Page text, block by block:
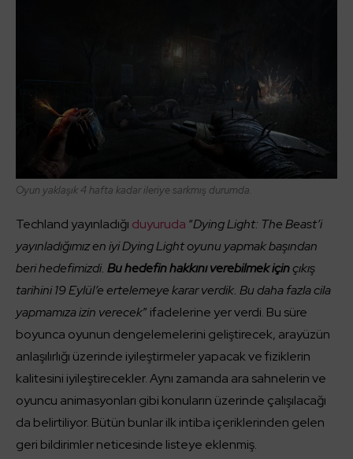
Oyun yaklaşık 4 hafta kadar ileriye sarkmış durumda.
Techland yayınladığı duyuruda “Dying Light: The Beast’i
yayınladığımız en iyi Dying Light oyunu yapmak başından
beri hedefimizdi. Bu hedefin hakkını verebilmek içinçıkış
tarihini 19 Eylül’e ertelemeye karar verdik. Bu daha fazla cila
yapmamıza izin verecek” ifadelerine yer verdi. Bu süre
boyunca oyunun dengelemelerini geliştirecek, arayüzün
anlaşılırlığı üzerinde iyileştirmeler yapacak ve fiziklerin
kalitesini iyileştirecekler. Aynı zamanda ara sahnelerin ve
oyuncu animasyonları gibi konuların üzerinde çalışılacağı
da belirtiliyor. Bütün bunlar ilk intiba içeriklerinden gelen
geri bildirimler neticesinde listeye eklenmiş.